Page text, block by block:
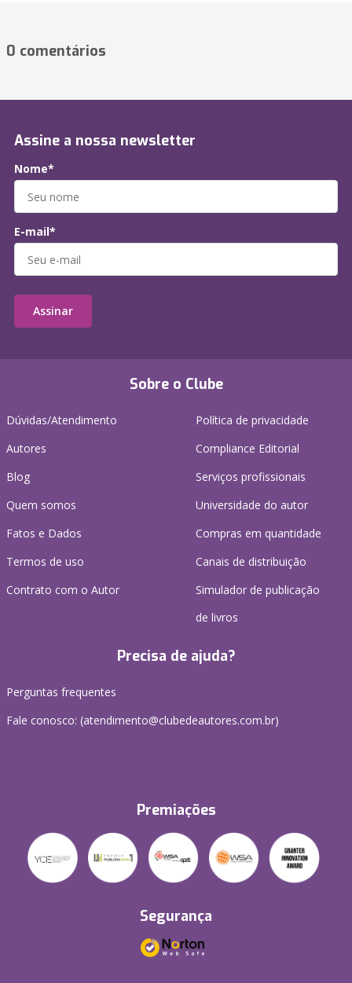
0 comentários
Sobre o Clube
Dúvidas/Atendimento
Autores
Blog
Quem somos
Fatos e Dados
Termos de uso
Contrato com o Autor
Política de privacidade
Compliance Editorial
Serviços profissionais
Universidade do autor
Compras em quantidade
Canais de distribuição
Simulador de publicação
de livros
Precisa de ajuda?
Perguntas frequentes
Fale conosco: (atendimento@clubedeautores.com.br)
Premiações
Segurança
Assine a nossa newsletter
Nome*
E-mail*
Assinar